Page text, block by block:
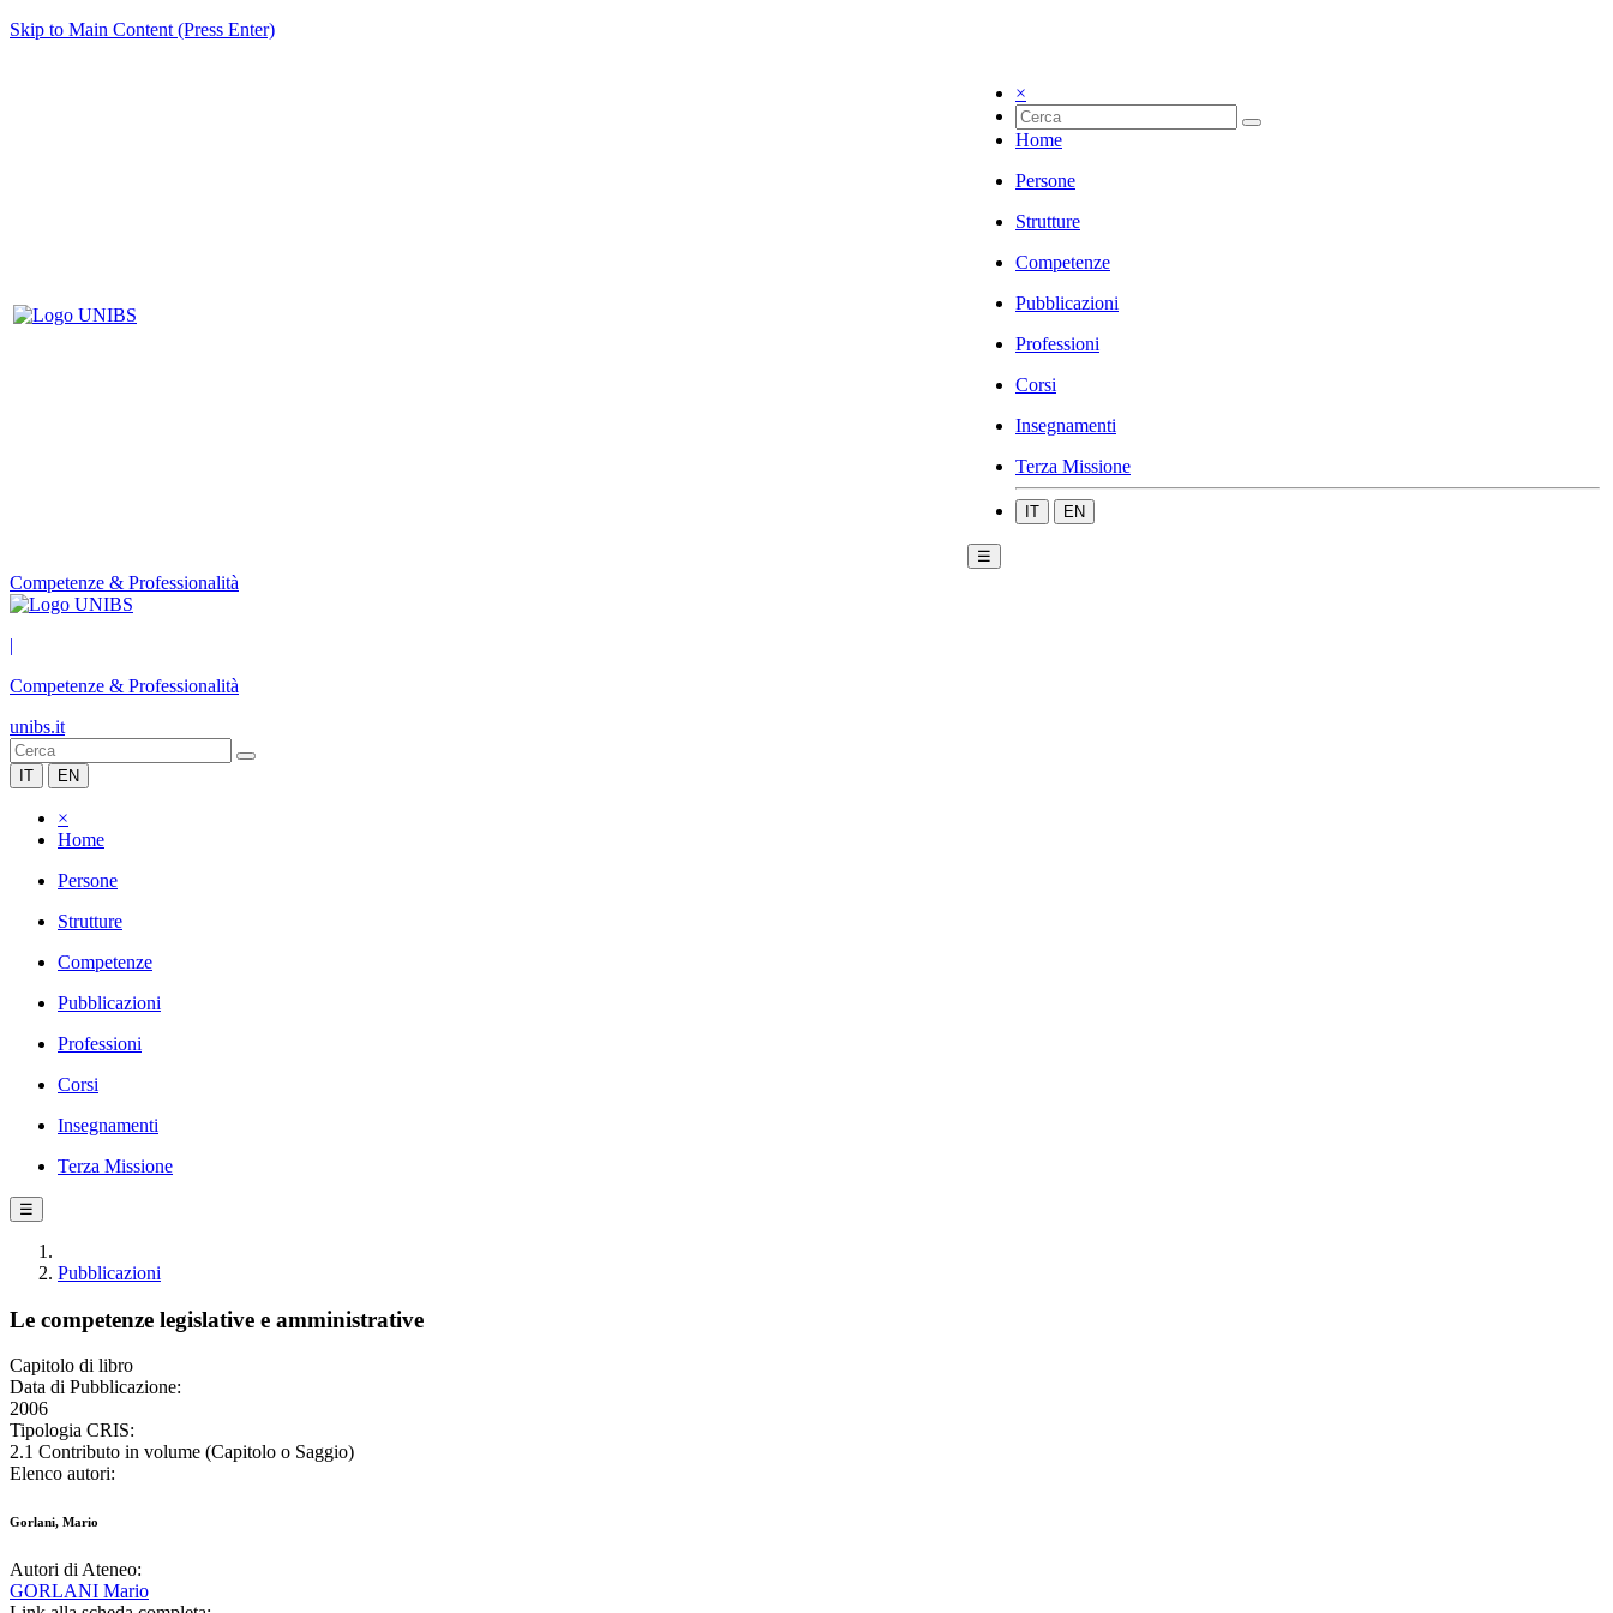
Skip to Main Content (Press Enter)
×
Home
Persone
Strutture
Competenze
Pubblicazioni
Professioni
Corsi
Insegnamenti
Terza Missione
IT EN
☰
Competenze & Professionalità
|
Competenze & Professionalità
unibs.it
IT EN
×
Home
Persone
Strutture
Competenze
Pubblicazioni
Professioni
Corsi
Insegnamenti
Terza Missione
☰
Pubblicazioni
Le competenze legislative e amministrative
Capitolo di libro
Data di Pubblicazione:
2006
Tipologia CRIS:
2.1 Contributo in volume (Capitolo o Saggio)
Elenco autori:
Gorlani, Mario
Autori di Ateneo:
GORLANI Mario